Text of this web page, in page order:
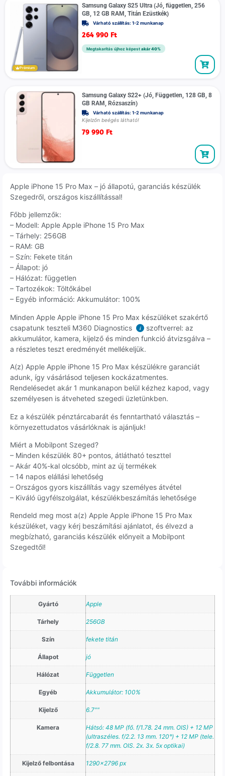
Prémium
Samsung Galaxy S25 Ultra (Jó, független, 256
GB, 12 GB RAM, Titán Ezüstkék)
Várható szállítás: 1-2 munkanap
264 990 Ft
Megtakarítás újhoz képest akár 40%
Samsung Galaxy S22+ (Jó, Független, 128 GB, 8
GB RAM, Rózsaszín)
Várható szállítás: 1-2 munkanap
Kijelzőn beégés látható!
79 990 Ft
Apple iPhone 15 Pro Max – jó állapotú, garanciás készülék
Szegedről, országos kiszállítással!
Főbb jellemzők:
– Modell: Apple Apple iPhone 15 Pro Max
– Tárhely: 256GB
– RAM: GB
– Szín: Fekete titán
– Állapot: jó
– Hálózat: független
– Tartozékok: Töltőkábel
– Egyéb információ: Akkumulátor: 100%
Minden Apple Apple iPhone 15 Pro Max készüléket szakértő
csapatunk teszteli M360 Diagnostics
i
szoftverrel: az
akkumulátor, kamera, kijelző és minden funkció átvizsgálva –
a részletes teszt eredményét mellékeljük.
A(z) Apple Apple iPhone 15 Pro Max készülékre garanciát
adunk, így vásárlásod teljesen kockázatmentes.
Rendelésedet akár 1 munkanapon belül kézhez kapod, vagy
személyesen is átveheted szegedi üzletünkben.
Ez a készülék pénztárcabarát és fenntartható választás –
környezettudatos vásárlóknak is ajánljuk!
Miért a Mobilpont Szeged?
– Minden készülék 80+ pontos, átlátható teszttel
– Akár 40%-kal olcsóbb, mint az új termékek
– 14 napos elállási lehetőség
– Országos gyors kiszállítás vagy személyes átvétel
– Kiváló ügyfélszolgálat, készülékbeszámítás lehetősége
Rendeld meg most a(z) Apple Apple iPhone 15 Pro Max
készüléket, vagy kérj beszámítási ajánlatot, és élvezd a
megbízható, garanciás készülék előnyeit a Mobilpont
Szegedtől!
További információk
Gyártó Apple
Tárhely 256GB
Szín fekete titán
Állapot jó
Hálózat Független
Egyéb Akkumulátor: 100%
Kijelző 6.7""
Kamera
Hátsó: 48 MP (fő. f/1.78. 24 mm. OIS) + 12 MP
(ultraszéles. f/2.2. 13 mm. 120°) + 12 MP (tele.
f/2.8. 77 mm. OIS. 2x. 3x. 5x optikai)
Kijelző felbontása 1290×2796 px